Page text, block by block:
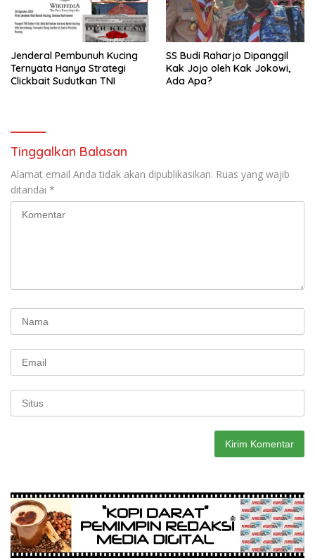
Jenderal Pembunuh Kucing
Ternyata Hanya Strategi
Clickbait Sudutkan TNI
SS Budi Raharjo Dipanggil
Kak Jojo oleh Kak Jokowi,
Ada Apa?
Tinggalkan Balasan
Alamat email Anda tidak akan dipublikasikan. Ruas yang wajib
ditandai *